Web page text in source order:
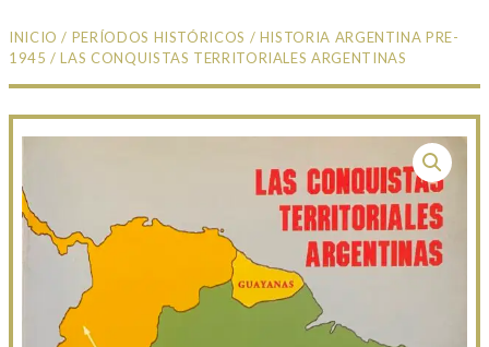
INICIO / PERÍODOS HISTÓRICOS / HISTORIA ARGENTINA PRE-
1945 / LAS CONQUISTAS TERRITORIALES ARGENTINAS